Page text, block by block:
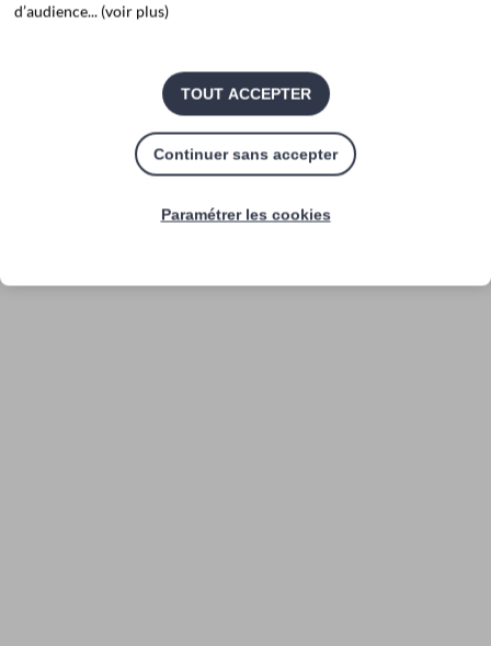
d’audience... (voir plus)
TOUT ACCEPTER
Continuer sans accepter
Paramétrer les cookies